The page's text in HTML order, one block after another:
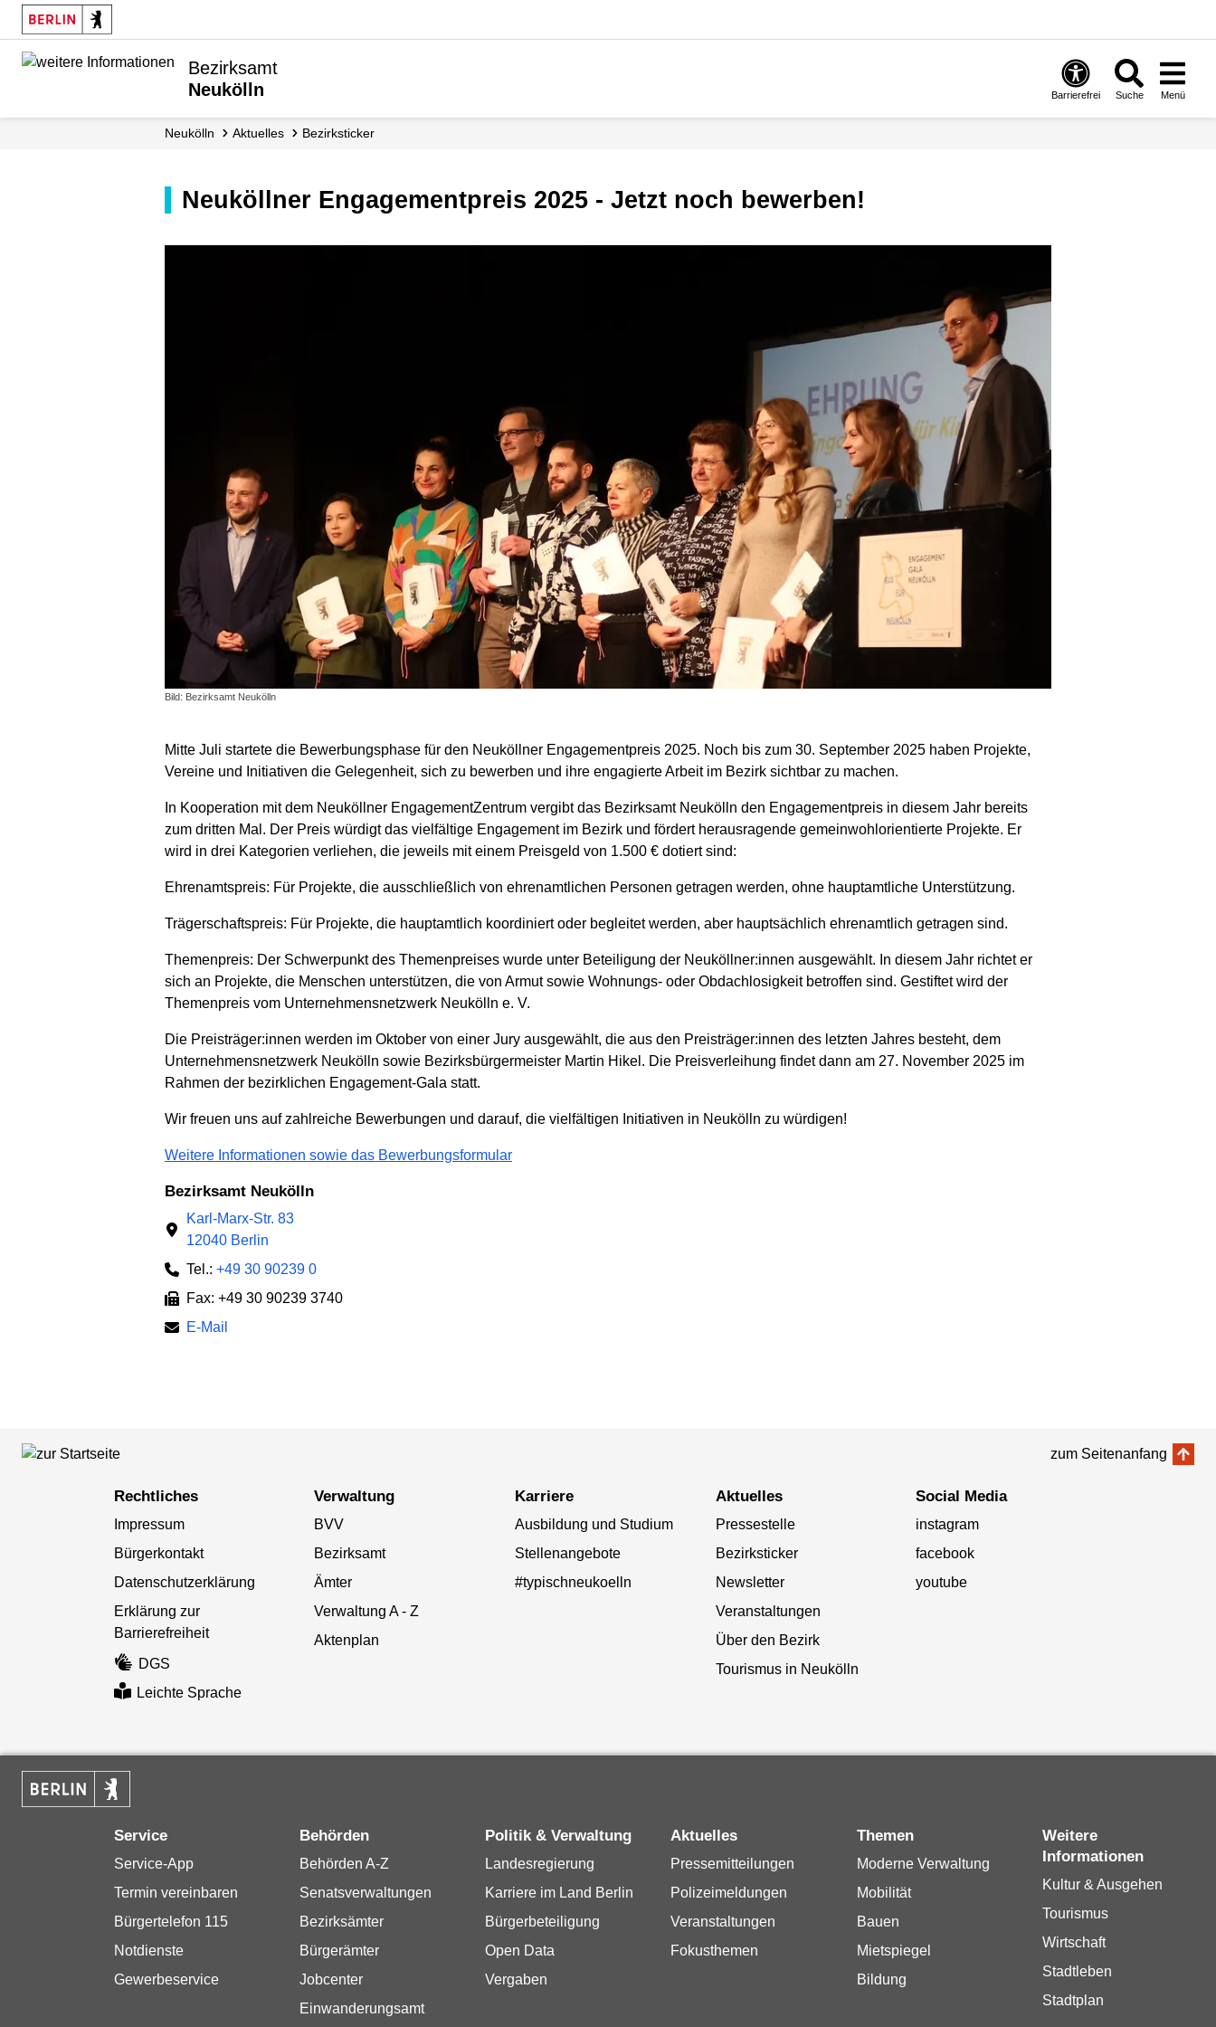
Bezirksamt
Neukölln
Barrierefrei Suche Menü
Neukölln Aktuelles Bezirksticker
Neuköllner Engagementpreis 2025 - Jetzt noch bewerben!
Bild: Bezirksamt Neukölln
Mitte Juli startete die Bewerbungsphase für den Neuköllner Engagementpreis 2025. Noch bis zum 30. September 2025 haben Projekte,
Vereine und Initiativen die Gelegenheit, sich zu bewerben und ihre engagierte Arbeit im Bezirk sichtbar zu machen.
In Kooperation mit dem Neuköllner EngagementZentrum vergibt das Bezirksamt Neukölln den Engagementpreis in diesem Jahr bereits
zum dritten Mal. Der Preis würdigt das vielfältige Engagement im Bezirk und fördert herausragende gemeinwohlorientierte Projekte. Er
wird in drei Kategorien verliehen, die jeweils mit einem Preisgeld von 1.500 € dotiert sind:
Ehrenamtspreis: Für Projekte, die ausschließlich von ehrenamtlichen Personen getragen werden, ohne hauptamtliche Unterstützung.
Trägerschaftspreis: Für Projekte, die hauptamtlich koordiniert oder begleitet werden, aber hauptsächlich ehrenamtlich getragen sind.
Themenpreis: Der Schwerpunkt des Themenpreises wurde unter Beteiligung der Neuköllner:innen ausgewählt. In diesem Jahr richtet er
sich an Projekte, die Menschen unterstützen, die von Armut sowie Wohnungs- oder Obdachlosigkeit betroffen sind. Gestiftet wird der
Themenpreis vom Unternehmensnetzwerk Neukölln e. V.
Die Preisträger:innen werden im Oktober von einer Jury ausgewählt, die aus den Preisträger:innen des letzten Jahres besteht, dem
Unternehmensnetzwerk Neukölln sowie Bezirksbürgermeister Martin Hikel. Die Preisverleihung findet dann am 27. November 2025 im
Rahmen der bezirklichen Engagement-Gala statt.
Wir freuen uns auf zahlreiche Bewerbungen und darauf, die vielfältigen Initiativen in Neukölln zu würdigen!
Weitere Informationen sowie das Bewerbungsformular
Bezirksamt Neukölln
Karl-Marx-Str. 83
12040 Berlin
Tel.: +49 30 90239 0
Fax: +49 30 90239 3740
E-Mail
zum Seitenanfang
Rechtliches
Impressum
Bürgerkontakt
Datenschutzerklärung
Erklärung zur
Barrierefreiheit
DGS
Leichte Sprache
Verwaltung
BVV
Bezirksamt
Ämter
Verwaltung A - Z
Aktenplan
Karriere
Ausbildung und Studium
Stellenangebote
#typischneukoelln
Aktuelles
Pressestelle
Bezirksticker
Newsletter
Veranstaltungen
Über den Bezirk
Tourismus in Neukölln
Social Media
instagram
facebook
youtube
Service
Service-App
Termin vereinbaren
Bürgertelefon 115
Notdienste
Gewerbeservice
Behörden
Behörden A-Z
Senatsverwaltungen
Bezirksämter
Bürgerämter
Jobcenter
Einwanderungsamt
Politik & Verwaltung
Landesregierung
Karriere im Land Berlin
Bürgerbeteiligung
Open Data
Vergaben
Aktuelles
Pressemitteilungen
Polizeimeldungen
Veranstaltungen
Fokusthemen
Themen
Moderne Verwaltung
Mobilität
Bauen
Mietspiegel
Bildung
Weitere
Informationen
Kultur & Ausgehen
Tourismus
Wirtschaft
Stadtleben
Stadtplan